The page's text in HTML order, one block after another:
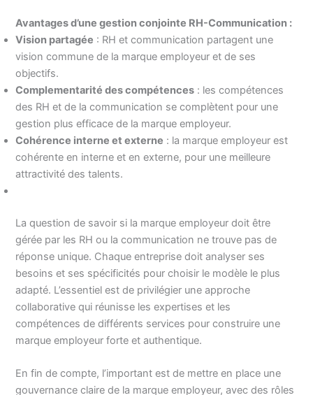
Avantages d’une gestion conjointe RH-Communication :
Vision partagée : RH et communication partagent une
vision commune de la marque employeur et de ses
objectifs.
Complementarité des compétences : les compétences
des RH et de la communication se complètent pour une
gestion plus efficace de la marque employeur.
Cohérence interne et externe : la marque employeur est
cohérente en interne et en externe, pour une meilleure
attractivité des talents.
La question de savoir si la marque employeur doit être
gérée par les RH ou la communication ne trouve pas de
réponse unique. Chaque entreprise doit analyser ses
besoins et ses spécificités pour choisir le modèle le plus
adapté. L’essentiel est de privilégier une approche
collaborative qui réunisse les expertises et les
compétences de différents services pour construire une
marque employeur forte et authentique.
En fin de compte, l’important est de mettre en place une
gouvernance claire de la marque employeur, avec des rôles